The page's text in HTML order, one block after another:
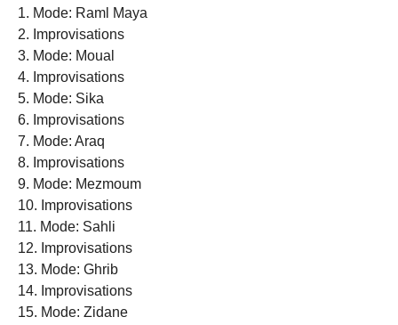
1. Mode: Raml Maya
2. Improvisations
3. Mode: Moual
4. Improvisations
5. Mode: Sika
6. Improvisations
7. Mode: Araq
8. Improvisations
9. Mode: Mezmoum
10. Improvisations
11. Mode: Sahli
12. Improvisations
13. Mode: Ghrib
14. Improvisations
15. Mode: Zidane